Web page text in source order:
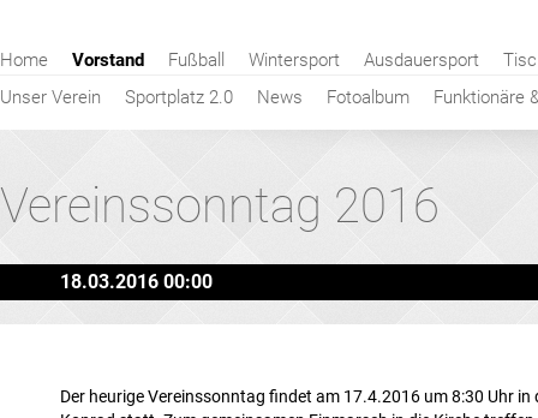
Navigation
Home
Vorstand
Unser Verein
Sportplatz 2.0 News Fotoalbum Funktionäre
Fußball Wintersport Ausdauersport
Vereinssonntag 2016
18.03.2016 00:00
Der heurige Vereinssonntag findet am 17.4.2016 um 8:30 Uhr in